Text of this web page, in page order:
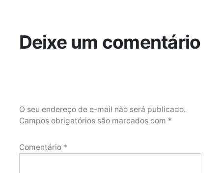
Deixe um comentário
O seu endereço de e-mail não será publicado.
Campos obrigatórios são marcados com *
Comentário *